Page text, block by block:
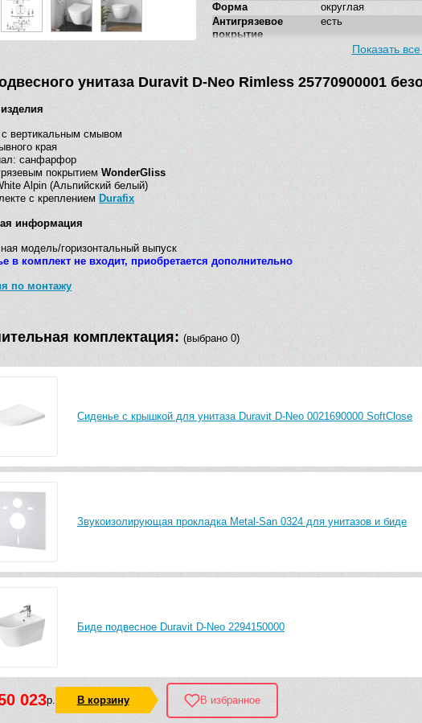
Форма
округлая
Антигрязевое
покрытие
есть
Стилистика
дизайна
современная
Показать
унитаза Duravit D-Neo Rimless 25770900001
с вертикальным смывом
края
санфарфор
покрытием WonderGliss
Alpin (Альпийский белый)
с креплением Durafix
информация
модель/горизонтальный выпуск
в комплект не входит, приобретается дополнительно
по монтажу
комплектация: (выбрано 0)
Сиденье с крышкой для унитаза Duravit D-Neo 0021690000 SoftClose
Звукоизолирующая прокладка Metal-San 0324 для унитазов и биде
Биде подвесное Duravit D-Neo 2294150000
023р. В корзину В избранное